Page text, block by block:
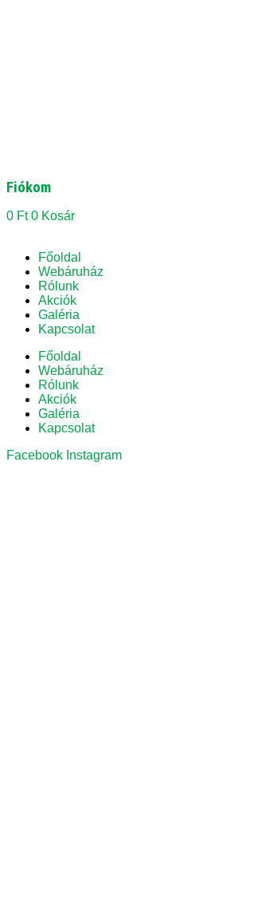
Fiókom
0 Ft 0 Kosár
Főoldal
Webáruház
Rólunk
Akciók
Galéria
Kapcsolat
Főoldal
Webáruház
Rólunk
Akciók
Galéria
Kapcsolat
Facebook Instagram